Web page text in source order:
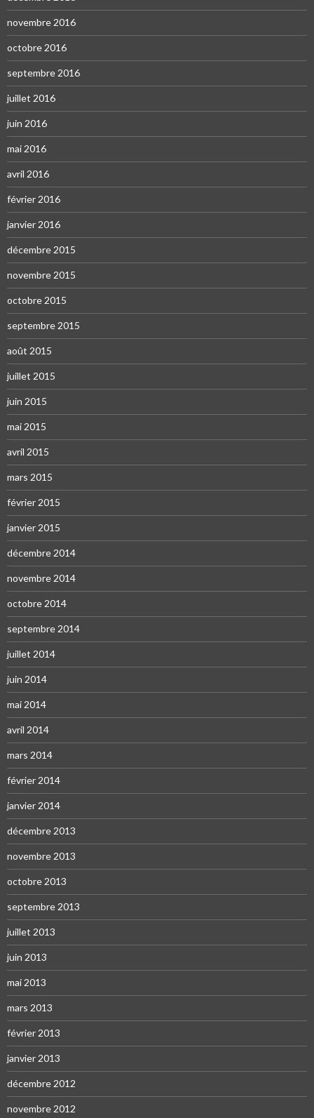
novembre 2016
octobre 2016
septembre 2016
juillet 2016
juin 2016
mai 2016
avril 2016
février 2016
janvier 2016
décembre 2015
novembre 2015
octobre 2015
septembre 2015
août 2015
juillet 2015
juin 2015
mai 2015
avril 2015
mars 2015
février 2015
janvier 2015
décembre 2014
novembre 2014
octobre 2014
septembre 2014
juillet 2014
juin 2014
mai 2014
avril 2014
mars 2014
février 2014
janvier 2014
décembre 2013
novembre 2013
octobre 2013
septembre 2013
juillet 2013
juin 2013
mai 2013
mars 2013
février 2013
janvier 2013
décembre 2012
novembre 2012